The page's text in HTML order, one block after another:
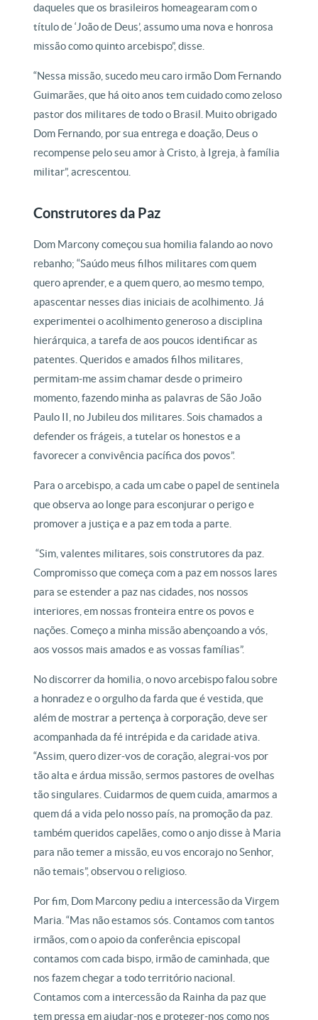
daqueles que os brasileiros homeagearam com o
título de ‘João de Deus’, assumo uma nova e honrosa
missão como quinto arcebispo”, disse.
“Nessa missão, sucedo meu caro irmão Dom Fernando
Guimarães, que há oito anos tem cuidado como zeloso
pastor dos militares de todo o Brasil. Muito obrigado
Dom Fernando, por sua entrega e doação, Deus o
recompense pelo seu amor à Cristo, à Igreja, à família
militar”, acrescentou.
Construtores da Paz
Dom Marcony começou sua homilia falando ao novo
rebanho; “Saúdo meus filhos militares com quem
quero aprender, e a quem quero, ao mesmo tempo,
apascentar nesses dias iniciais de acolhimento. Já
experimentei o acolhimento generoso a disciplina
hierárquica, a tarefa de aos poucos identificar as
patentes. Queridos e amados filhos militares,
permitam-me assim chamar desde o primeiro
momento, fazendo minha as palavras de São João
Paulo II, no Jubileu dos militares. Sois chamados a
defender os frágeis, a tutelar os honestos e a
favorecer a convivência pacífica dos povos”.
Para o arcebispo, a cada um cabe o papel de sentinela
que observa ao longe para esconjurar o perigo e
promover a justiça e a paz em toda a parte.
“Sim, valentes militares, sois construtores da paz.
Compromisso que começa com a paz em nossos lares
para se estender a paz nas cidades, nos nossos
interiores, em nossas fronteira entre os povos e
nações. Começo a minha missão abençoando a vós,
aos vossos mais amados e as vossas famílias”.
No discorrer da homilia, o novo arcebispo falou sobre
a honradez e o orgulho da farda que é vestida, que
além de mostrar a pertença à corporação, deve ser
acompanhada da fé intrépida e da caridade ativa.
“Assim, quero dizer-vos de coração, alegrai-vos por
tão alta e árdua missão, sermos pastores de ovelhas
tão singulares. Cuidarmos de quem cuida, amarmos a
quem dá a vida pelo nosso país, na promoção da paz.
também queridos capelães, como o anjo disse à Maria
para não temer a missão, eu vos encorajo no Senhor,
não temais”, observou o religioso.
Por fim, Dom Marcony pediu a intercessão da Virgem
Maria. “Mas não estamos sós. Contamos com tantos
irmãos, com o apoio da conferência episcopal
contamos com cada bispo, irmão de caminhada, que
nos fazem chegar a todo território nacional.
Contamos com a intercessão da Rainha da paz que
tem pressa em ajudar-nos e proteger-nos como nos